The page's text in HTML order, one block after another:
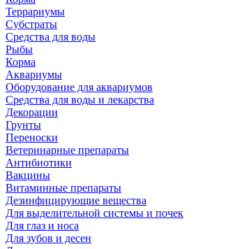
Террариумы
Субстраты
Средства для воды
Рыбы
Корма
Аквариумы
Оборудование для аквариумов
Средства для воды и лекарства
Декорации
Грунты
Переноски
Ветеринарные препараты
Антибиотики
Вакцины
Витаминные препараты
Дезинфицирующие вещества
Для выделительной системы и почек
Для глаз и носа
Для зубов и десен